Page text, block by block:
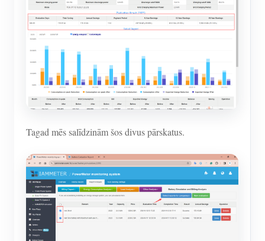
Tagad mēs salīdzinām šos divus pārskatus.